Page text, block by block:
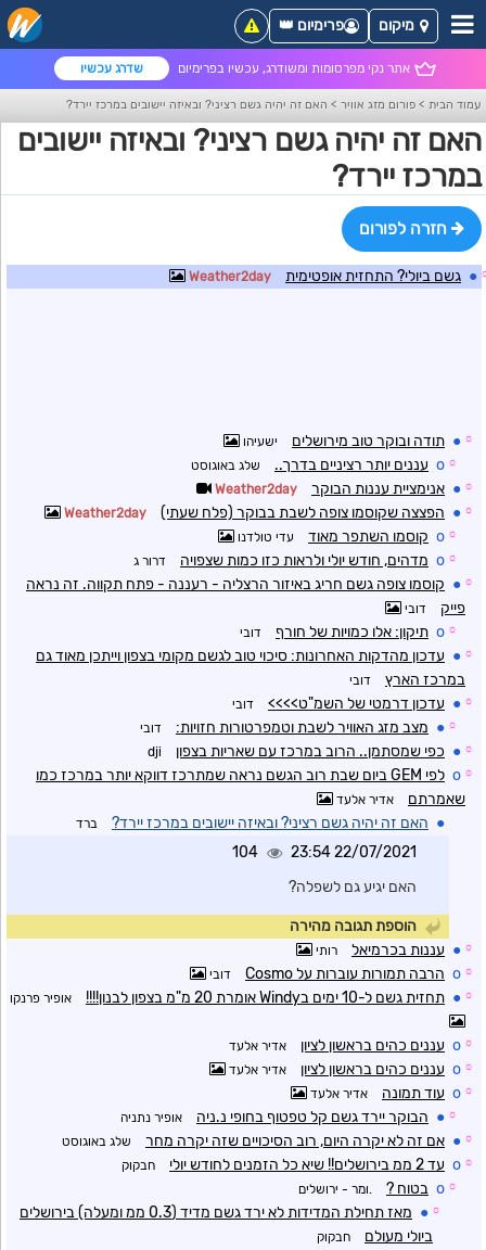
אתר נקי מפרסומות ומשודרג, עכשיו בפרימיום שדרג עכשיו
מיקום פרימיום 👑
עמוד הבית > פורום מזג אוויר > האם זה יהיה גשם רציני? ובאיזה יישובים במרכז יירד?
האם זה יהיה גשם רציני? ובאיזה יישובים
במרכז יירד?
חזרה לפורום
● גשם ביולי? התחזית אופטימית Weather2day
☼
● תודה ובוקר טוב מירושלים ישעיהו
☼
o עננים יותר רציניים בדרך.. שלג באוגוסט
☼
● אנימציית עננות הבוקר Weather2day
☼
● הפצצה שקוסמו צופה לשבת בבוקר (פלח שעתי) Weather2day
☼
o קוסמו השתפר מאוד עדי טולדנו
☼
o מדהים, חודש יולי ולראות כזו כמות שצפויה דרור ג
☼
● קוסמו צופה גשם חריג באיזור הרצליה - רעננה - פתח תקווה. זה נראה
פייק
דובי
☼
o תיקון: אלו כמויות של חורף דובי
☼
● עדכון מהדקות האחרונות: סיכוי טוב לגשם מקומי בצפון וייתכן מאוד גם
במרכז הארץ
דובי
☼
● עדכון דרמטי של השמ"ט>>>> דובי
☼
● מצב מזג האוויר לשבת וטמפרטורות חזויות: דובי
☼
● כפי שמסתמן.. הרוב במרכז עם שאריות בצפון dji
☼
o
לפי GEM ביום שבת רוב הגשם נראה שמתרכז דווקא יותר במרכז כמו
שאמרתם
אדיר אלעד
● האם זה יהיה גשם רציני? ובאיזה יישובים במרכז יירד? ברד
22/07/2021 23:54
104
האם יגיע גם לשפלה?
הוספת תגובה מהירה
☼
● עננות בכרמיאל רותי
☼
o הרבה תמורות עוברות על Cosmo דובי
☼
● תחזית גשם ל-10 ימים בWindy אומרת 20 מ"מ בצפון לבנון!!!! אופיר פרנקו
☼
o עננים כהים בראשון לציון אדיר אלעד
☼
o עננים כהים בראשון לציון אדיר אלעד
☼
o עוד תמונה אדיר אלעד
☼
● הבוקר יירד גשם קל טפטוף בחופי נ.ניה אופיר נתניה
☼
● אם זה לא יקרה היום, רוב הסיכויים שזה יקרה מחר שלג באוגוסט
☼
o עד 2 ממ בירושלים!! שיא כל הזמנים לחודש יולי חבקוק
☼
o בטוח ? .ומר - ירושלים
☼
●
מאז תחילת המדידות לא ירד גשם מדיד (0.3 ממ ומעלה) בירושלים
ביולי מעולם
חבקוק